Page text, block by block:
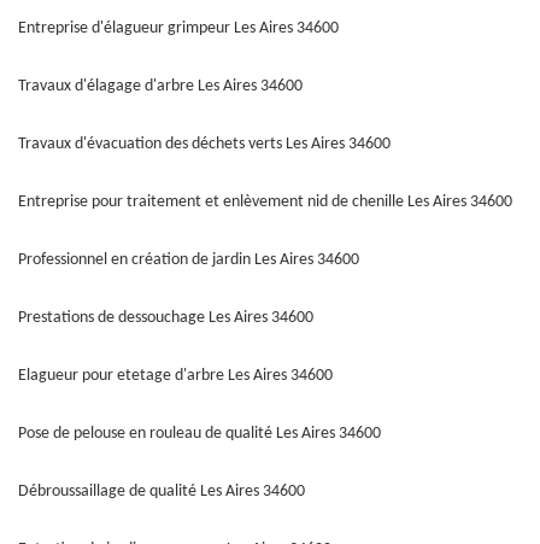
Entreprise d'élagueur grimpeur Les Aires 34600
Travaux d'élagage d'arbre Les Aires 34600
Travaux d'évacuation des déchets verts Les Aires 34600
Entreprise pour traitement et enlèvement nid de chenille Les Aires 34600
Professionnel en création de jardin Les Aires 34600
Prestations de dessouchage Les Aires 34600
Elagueur pour etetage d'arbre Les Aires 34600
Pose de pelouse en rouleau de qualité Les Aires 34600
Débroussaillage de qualité Les Aires 34600